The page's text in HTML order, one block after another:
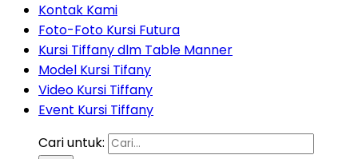
Kontak Kami
Foto-Foto Kursi Futura
Kursi Tiffany dlm Table Manner
Model Kursi Tifany
Video Kursi Tiffany
Event Kursi Tiffany
Cari untuk: